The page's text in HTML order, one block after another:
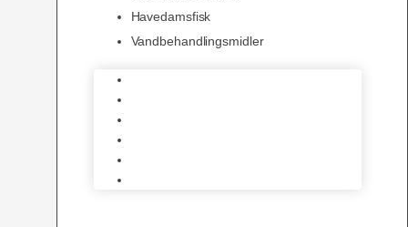
Havedamsfisk
Vandbehandlingsmidler